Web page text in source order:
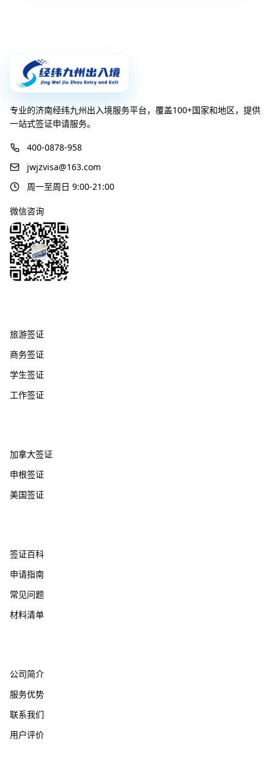
专业的济南经纬九州出入境服务平台，覆盖100+国家和地区，提供
一站式签证申请服务。
400-0878-958
jwjzvisa@163.com
周一至周日 9:00-21:00
微信咨询
旅游签证
商务签证
学生签证
工作签证
加拿大签证
申根签证
美国签证
签证百科
申请指南
常见问题
材料清单
公司简介
服务优势
联系我们
用户评价